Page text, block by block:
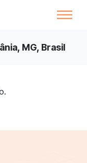
MG, Brasil